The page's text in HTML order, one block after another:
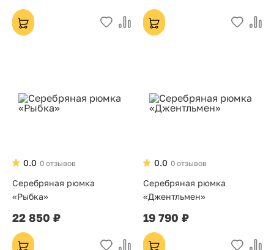
0 отзывов
0.0
Серебряная рюмка
«Рыбка»
22 850 ₽
0 отзывов
0.0
Серебряная рюмка
«Джентльмен»
19 790 ₽